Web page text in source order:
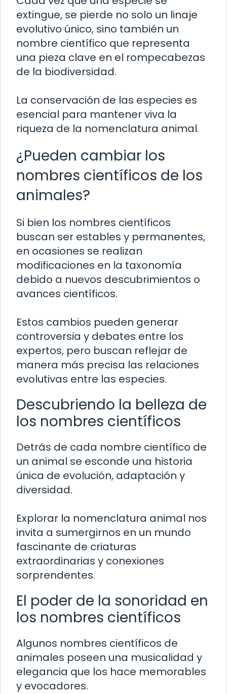
extingue, se pierde no solo un linaje
evolutivo único, sino también un
nombre científico que representa
una pieza clave en el rompecabezas
de la biodiversidad.
La conservación de las especies es
esencial para mantener viva la
riqueza de la nomenclatura animal.
¿Pueden cambiar los
nombres científicos de los
animales?
Si bien los nombres científicos
buscan ser estables y permanentes,
en ocasiones se realizan
modificaciones en la taxonomía
debido a nuevos descubrimientos o
avances científicos.
Estos cambios pueden generar
controversia y debates entre los
expertos, pero buscan reflejar de
manera más precisa las relaciones
evolutivas entre las especies.
Descubriendo la belleza de
los nombres científicos
Detrás de cada nombre científico de
un animal se esconde una historia
única de evolución, adaptación y
diversidad.
Explorar la nomenclatura animal nos
invita a sumergirnos en un mundo
fascinante de criaturas
extraordinarias y conexiones
sorprendentes.
El poder de la sonoridad en
los nombres científicos
Algunos nombres científicos de
animales poseen una musicalidad y
elegancia que los hace memorables
y evocadores.